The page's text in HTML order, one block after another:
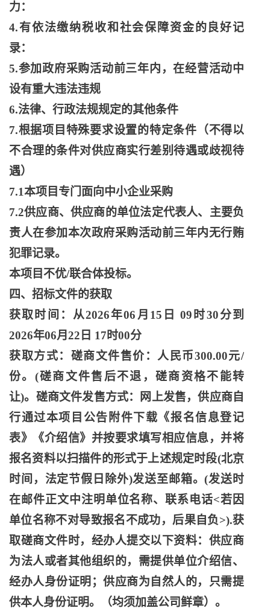
力：
4.有依法缴纳税收和社会保障资金的良好记
录：
5.参加政府采购活动前三年内，在经营活动中
设有重大违法违规
6.法律、行政法规规定的其他条件
7.根据项目特殊要求设置的特定条件（不得以
不合理的条件对供应商实行差别待遇或歧视待
遇）
7.1本项目专门面向中小企业采购
7.2供应商、供应商的单位法定代表人、主要负
责人在参加本次政府采购活动前三年内无行贿
犯罪记录。
本项目不优/联合体投标。
四、招标文件的获取
获取时间：从2026年06月15日 09时30分到
2026年06月22日 17时00分
获取方式：磋商文件售价：人民币300.00元/
份。(磋商文件售后不退，磋商资格不能转
让)。磋商文件发售方式：网上发售，供应商自
行通过本项目公告附件下载《报名信息登记
表》《介绍信》并按要求填写相应信息，并将
报名资料以扫描件的形式于上述规定时段(北京
时间，法定节假日除外)发送至邮箱。(发送时
在邮件正文中注明单位名称、联系电话<若因
单位名称不对导致报名不成功，后果自负>).获
取磋商文件时，经办人提交以下资料：供应商
为法人或者其他组织的，需提供单位介绍信、
经办人身份证明；供应商为自然人的，只需提
供本人身份证明。（均须加盖公司鲜章）。